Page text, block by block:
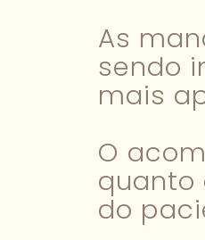
As
sendo
mais
O
quanto
do